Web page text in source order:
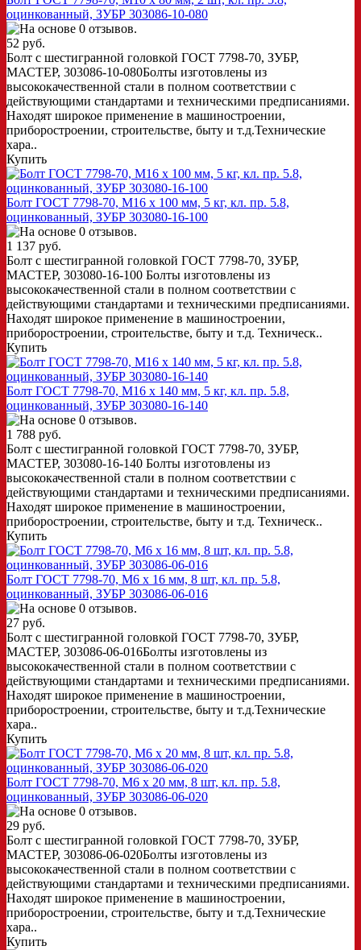
оцинкованный, ЗУБР 303086-10-080
52 руб.
Болт с шестигранной головкой ГОСТ 7798-70, ЗУБР,
МАСТЕР, 303086-10-080Болты изготовлены из
высококачественной стали в полном соответствии с
действующими стандартами и техническими предписаниями.
Находят широкое применение в машиностроении,
приборостроении, строительстве, быту и т.д.Технические
хара..
Купить
Болт ГОСТ 7798-70, M16 x 100 мм, 5 кг, кл. пр. 5.8,
оцинкованный, ЗУБР 303080-16-100
1 137 руб.
Болт с шестигранной головкой ГОСТ 7798-70, ЗУБР,
МАСТЕР, 303080-16-100 Болты изготовлены из
высококачественной стали в полном соответствии с
действующими стандартами и техническими предписаниями.
Находят широкое применение в машиностроении,
приборостроении, строительстве, быту и т.д. Техническ..
Купить
Болт ГОСТ 7798-70, M16 x 140 мм, 5 кг, кл. пр. 5.8,
оцинкованный, ЗУБР 303080-16-140
1 788 руб.
Болт с шестигранной головкой ГОСТ 7798-70, ЗУБР,
МАСТЕР, 303080-16-140 Болты изготовлены из
высококачественной стали в полном соответствии с
действующими стандартами и техническими предписаниями.
Находят широкое применение в машиностроении,
приборостроении, строительстве, быту и т.д. Техническ..
Купить
Болт ГОСТ 7798-70, M6 x 16 мм, 8 шт, кл. пр. 5.8,
оцинкованный, ЗУБР 303086-06-016
27 руб.
Болт с шестигранной головкой ГОСТ 7798-70, ЗУБР,
МАСТЕР, 303086-06-016Болты изготовлены из
высококачественной стали в полном соответствии с
действующими стандартами и техническими предписаниями.
Находят широкое применение в машиностроении,
приборостроении, строительстве, быту и т.д.Технические
хара..
Купить
Болт ГОСТ 7798-70, M6 x 20 мм, 8 шт, кл. пр. 5.8,
оцинкованный, ЗУБР 303086-06-020
29 руб.
Болт с шестигранной головкой ГОСТ 7798-70, ЗУБР,
МАСТЕР, 303086-06-020Болты изготовлены из
высококачественной стали в полном соответствии с
действующими стандартами и техническими предписаниями.
Находят широкое применение в машиностроении,
приборостроении, строительстве, быту и т.д.Технические
хара..
Купить